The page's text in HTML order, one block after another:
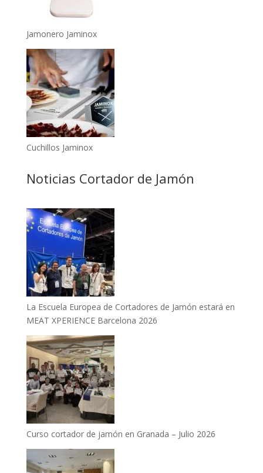
Jamonero Jaminox
Cuchillos Jaminox
Noticias Cortador de Jamón
La Escuela Europea de Cortadores de Jamón estará en
MEAT XPERIENCE Barcelona 2026
Curso cortador de jamón en Granada – Julio 2026